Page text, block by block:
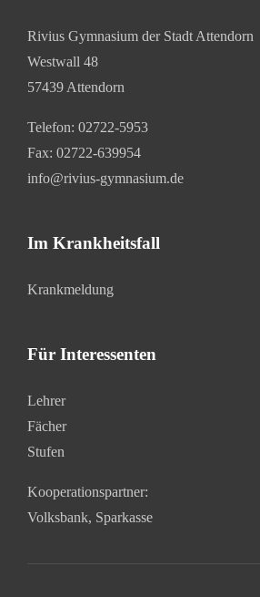
Rivius Gymnasium der Stadt Attendorn
Westwall 48
57439 Attendorn
Telefon: 02722-5953
Fax: 02722-639954
info@rivius-gymnasium.de
Im Krankheitsfall
Krankmeldung
Für Interessenten
Lehrer
Fächer
Stufen
Kooperationspartner:
Volksbank, Sparkasse